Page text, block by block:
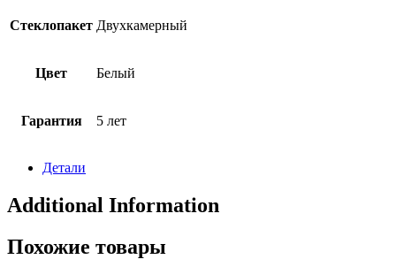
Стеклопакет Двухкамерный
Цвет Белый
Гарантия 5 лет
Детали
Additional Information
Похожие товары